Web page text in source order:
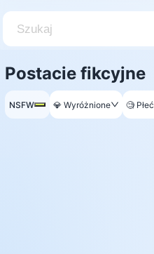
Postacie fikcyjne
NSFW 💎 Wyróżnione 🧐 Płeć